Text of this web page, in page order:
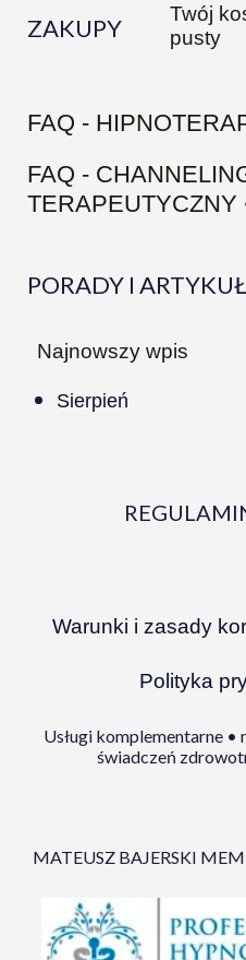
ZAKUPY
Twój
pusty
FAQ -
FAQ -
PORADY I
Najnowszy wpis
Sierpień
Warunki i zasady
Polityka
Usługi komplementarne •
świadczeń
MATEUSZ BAJERSKI